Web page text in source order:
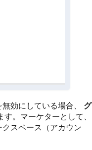
効にしている場合、 グ
。マーケターとして、
スペース（アカウン